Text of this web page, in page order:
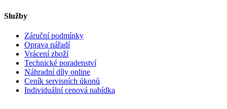
Služby
Záruční podmínky
Oprava nářadí
Vrácení zboží
Technické poradenství
Náhradní díly online
Ceník servisních úkonů
Individuální cenová nabídka